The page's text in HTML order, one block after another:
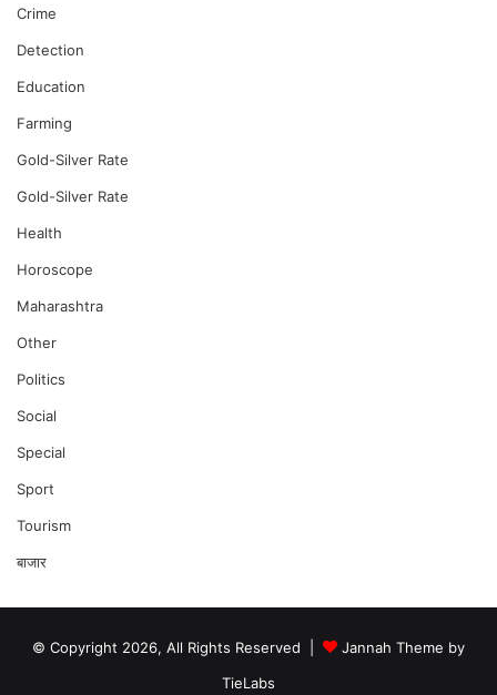
Crime
Detection
Education
Farming
Gold-Silver Rate
Gold-Silver Rate
Health
Horoscope
Maharashtra
Other
Politics
Social
Special
Sport
Tourism
बाजार
© Copyright 2026, All Rights Reserved |
Jannah Theme by
TieLabs